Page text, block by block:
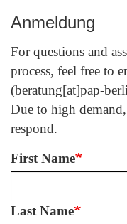
Anmeldung
For questions and
process, feel free to
(beratung[at]pap-
Due to high
respond.
First Name
Last Name